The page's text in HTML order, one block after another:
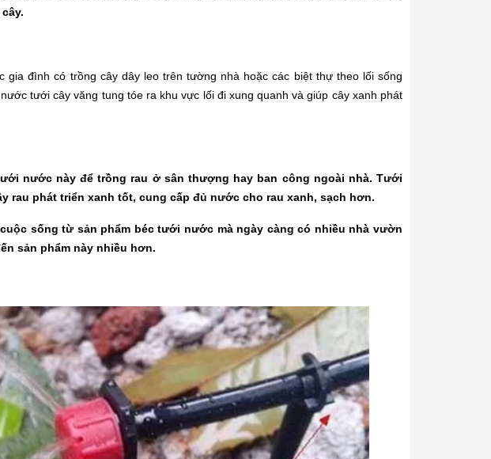
gia đình có trồng cây dây leo trên tường nhà hoặc các biệt thự theo lối sống
tưới cây văng tung tóe ra khu vực lối đi xung quanh và giúp cây xanh phát
nước này để trồng rau ở sân thượng hay ban công ngoài nhà. Tưới
rau phát triển xanh tốt, cung cấp đủ nước cho rau xanh, sạch hơn.
sống từ sản phẩm béc tưới nước mà ngày càng có nhiều nhà vườn
sản phẩm này nhiều hơn.